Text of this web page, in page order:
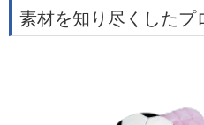
素材を知り尽くしたプ